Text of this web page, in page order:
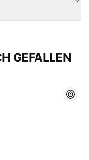
GEFALLEN